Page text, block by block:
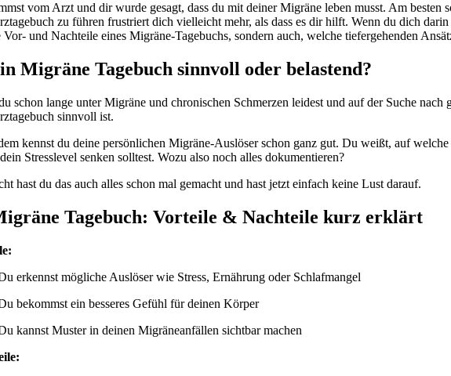
vom Arzt und dir wurde gesagt, dass du mit deiner Migräne leben musst. Am
zu führen frustriert dich vielleicht mehr, als dass es dir hilft. Wenn du dich
Vor- und Nachteile eines Migräne-Tagebuchs, sondern auch, welche tiefergehenden
Migräne Tagebuch sinnvoll oder belastend?
schon lange unter Migräne und chronischen Schmerzen leidest und auf der Suche
sinnvoll ist.
kennst du deine persönlichen Migräne-Auslöser schon ganz gut. Du weißt, auf
Stresslevel senken solltest. Wozu also noch alles dokumentieren?
hast du das auch alles schon mal gemacht und hast jetzt einfach keine Lust darauf.
Tagebuch: Vorteile & Nachteile kurz erklärt
erkennst mögliche Auslöser wie Stress, Ernährung oder Schlafmangel
bekommst ein besseres Gefühl für deinen Körper
kannst Muster in deinen Migräneanfällen sichtbar machen